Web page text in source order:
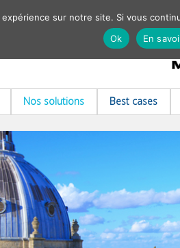
Nos solutions Best cases
sur notre site. Si vous
Ok
En